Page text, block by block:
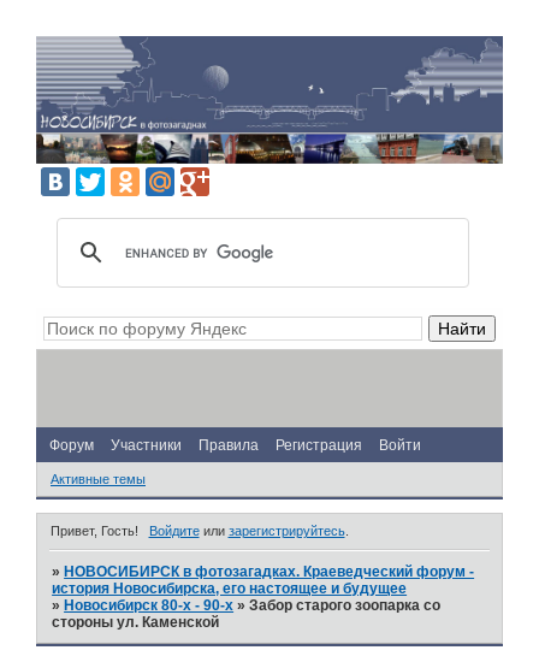
Форум Участники Правила Регистрация Войти
Активные темы
Привет, Гость! Войдитеили зарегистрируйтесь.
» НОВОСИБИРСК в фотозагадках. Краеведческий форум -
история Новосибирска, его настоящее и будущее
» Новосибирск 80-х - 90-х »Забор старого зоопарка со
стороны ул. Каменской